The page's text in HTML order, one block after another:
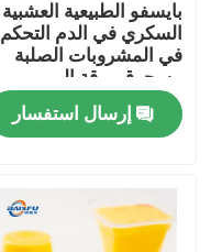
المنزل
فيديوهات
بايسفو الطبيعية العشبية
السكري في الدم التحكم
في المشروبات الصلبة
مسحوق ورقة المربى
جذر كودزو الجينسنغ
جوجي التوت بذور كاسيا
لدعم الجلوكوز الصحية
إرسال استفسار